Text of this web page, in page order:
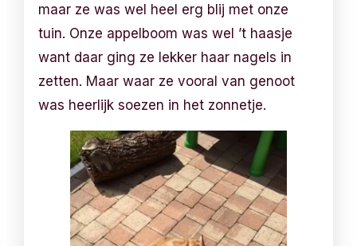
maar ze was wel heel erg blij met onze
tuin. Onze appelboom was wel ’t haasje
want daar ging ze lekker haar nagels in
zetten. Maar waar ze vooral van genoot
was heerlijk soezen in het zonnetje.